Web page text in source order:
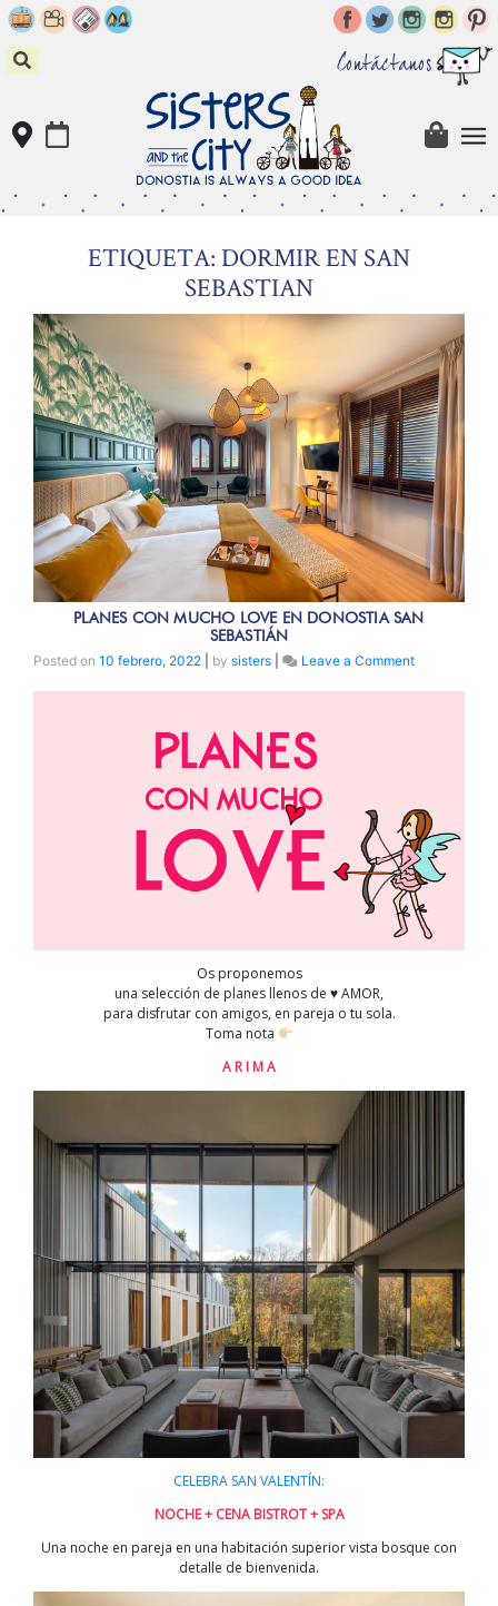
Skip
to
content
Contáctanos
ETIQUETA: DORMIR EN SAN
SEBASTIAN
PLANES CON MUCHO LOVE EN DONOSTIA SAN
SEBASTIÁN
Posted on 10 febrero, 2022 by sisters Leave a Commenton
SEBASTIÁN
Os proponemos
una selección de planes llenos de ♥️ AMOR,
para disfrutar con amigos, en pareja o tu sola.
Toma nota
A R I M A
CELEBRA SAN VALENTÍN:
NOCHE + CENA BISTROT + SPA
Una noche en pareja en una habitación superior vista bosque con
detalle de bienvenida.